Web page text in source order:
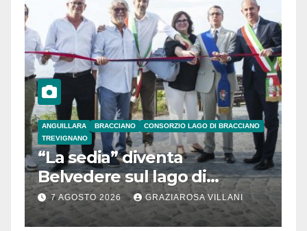
ANGUILLARA BRACCIANO
CONSORZIO LAGO DI BRACCIANO
TREVIGNANO
“La sedia” diventa
Belvedere sul lago di
Bracciano: ieri
l’inaugurazione
7 AGOSTO 2026 GRAZIAROSA VILLANI